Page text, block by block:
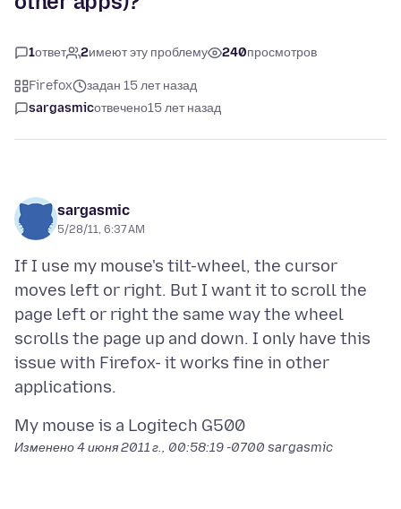
1ответ 2имеют эту проблему 240просмотров
Firefox
задан 15 лет назад
sargasmicотвечено15 лет назад
sargasmic
5/28/11, 6:37 AM
If I use my mouse's tilt-wheel, the cursor
moves left or right. But I want it to scroll the
page left or right the same way the wheel
scrolls the page up and down. I only have this
issue with Firefox- it works fine in other
Изменено4 июня 2011 г., 00:58:19 -0700 sargasmic